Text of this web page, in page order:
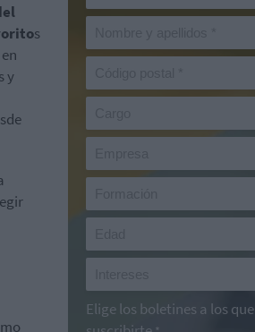
s
y
Elige los boletines a los que